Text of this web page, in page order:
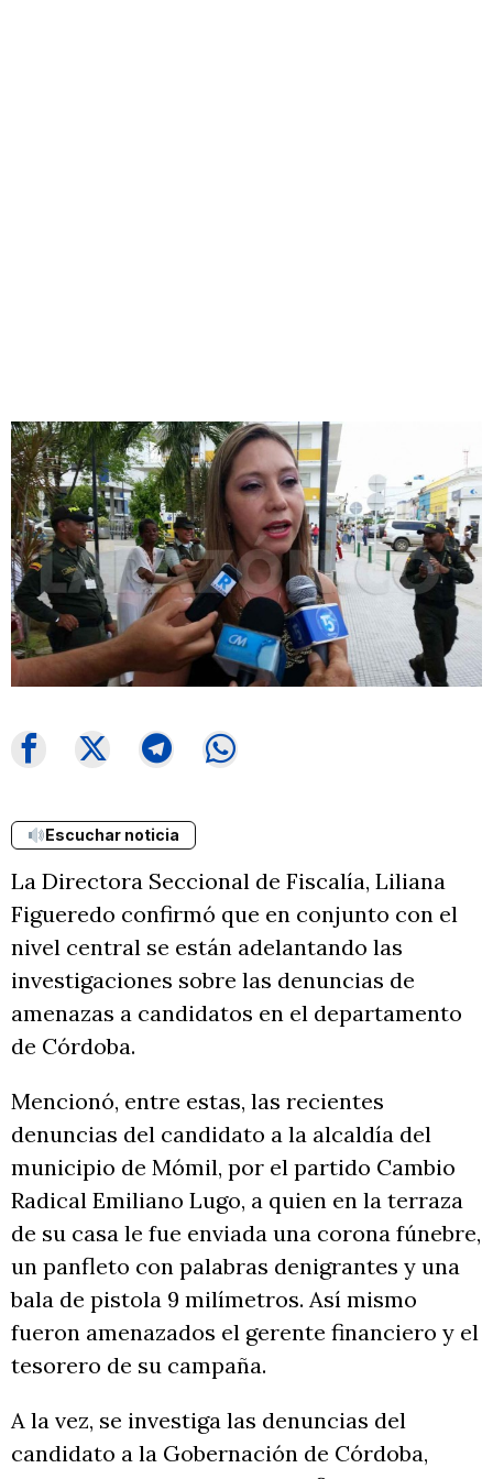
Escuchar noticia
La Directora Seccional de Fiscalía, Liliana
Figueredo confirmó que en conjunto con el
nivel central se están adelantando las
investigaciones sobre las denuncias de
amenazas a candidatos en el departamento
de Córdoba.
Mencionó, entre estas, las recientes
denuncias del candidato a la alcaldía del
municipio de Mómil, por el partido Cambio
Radical Emiliano Lugo, a quien en la terraza
de su casa le fue enviada una corona fúnebre,
un panfleto con palabras denigrantes y una
bala de pistola 9 milímetros. Así mismo
fueron amenazados el gerente financiero y el
tesorero de su campaña.
A la vez, se investiga las denuncias del
candidato a la Gobernación de Córdoba,